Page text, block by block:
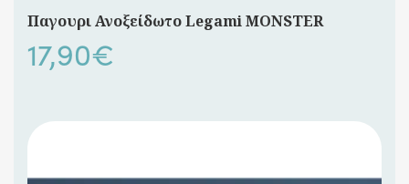
Παγουρι Ανοξείδωτο Legami MONSTER
17,90€